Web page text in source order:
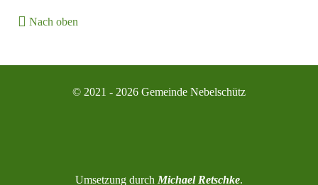
Nach oben
© 2021 - 2026 Gemeinde Nebelschütz
Umsetzung durch Michael Retschke.